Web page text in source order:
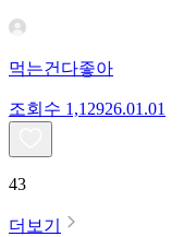
먹는건다좋아
조회수 1,12926.01.01
43
더보기